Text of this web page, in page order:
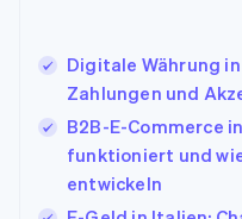
Digitale Währung
Zahlungen und
B2B-E-Commerce
funktioniert und
entwickeln
日本語 English
Kanada
English Français
Kroatien
EnglishItaliano
Lettland